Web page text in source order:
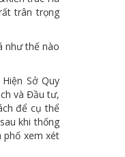
trân trọng
như thế nào
Sở Quy
và Đầu tư,
để cụ thể
khi thống
phố xem xét